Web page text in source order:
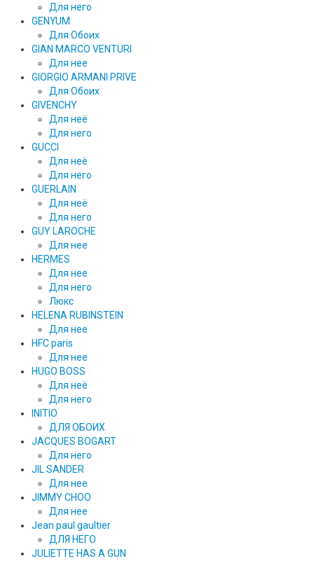
Для него
GENYUM
Для Обоих
GIAN MARCO VENTURI
Для нее
GIORGIO ARMANI PRIVE
Для Обоих
GIVENCHY
Для неё
Для него
GUCCI
Для неё
Для него
GUERLAIN
Для неё
Для него
GUY LAROCHE
Для нее
HERMES
Для нее
Для него
Люкс
HELENA RUBINSTEIN
Для нее
HFC paris
Для нее
HUGO BOSS
Для неё
Для него
INITIO
ДЛЯ ОБОИХ
JACQUES BOGART
Для него
JIL SANDER
Для нее
JIMMY CHOO
Для нее
Jean paul gaultier
ДЛЯ НЕГО
JULIETTE HAS A GUN